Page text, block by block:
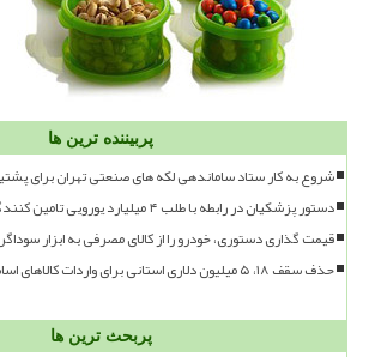
پربیننده ترین ها
شروع به کار ستاد ساماندهی لکه های صنعتی تهران برای
دستور پزشکیان در رابطه با طلب ۴ میلیارد یورویی تامین کنندگان کالاهای اساسی
قیمت گذاری دستوری، خودرو را از کالای مصرفی به ابزار
حذف سقف ۱۸، ۵ میلیون دلاری استانی برای واردات کالاهای اساسی از مرزها
پربحث ترین ها